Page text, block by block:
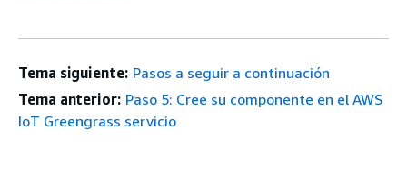
Tema siguiente: Pasos a seguir a continuación
Tema anterior: Paso 5: Cree su componente en el AWS
IoT Greengrass servicio